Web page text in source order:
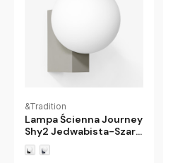
&Tradition
Lampa Ścienna Journey
Shy2 Jedwabista-Szara
Andtradition